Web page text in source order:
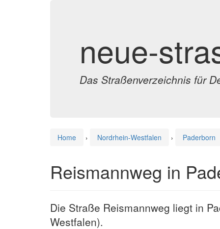
neue-
Das Straßenverzeichnis für
Home › Nordrhein-Westfalen › Paderborn
Reismannweg in
Die Straße Reismannweg liegt in
Westfalen).